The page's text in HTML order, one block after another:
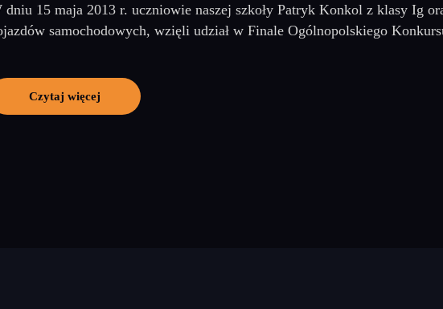
dniu 15 maja 2013 r. uczniowie naszej szkoły Patryk Konkol z klasy Ig
samochodowych, wzięli udział w Finale Ogólnopolskiego
Czytaj więcej